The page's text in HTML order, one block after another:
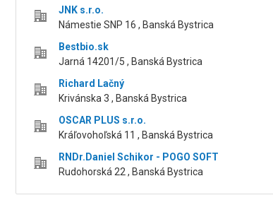
JNK s.r.o.
Námestie SNP 16 , Banská Bystrica
Bestbio.sk
Jarná 14201/5 , Banská Bystrica
Richard Lačný
Krivánska 3 , Banská Bystrica
OSCAR PLUS s.r.o.
Kráľovohoľská 11 , Banská Bystrica
RNDr.Daniel Schikor - POGO SOFT
Rudohorská 22 , Banská Bystrica